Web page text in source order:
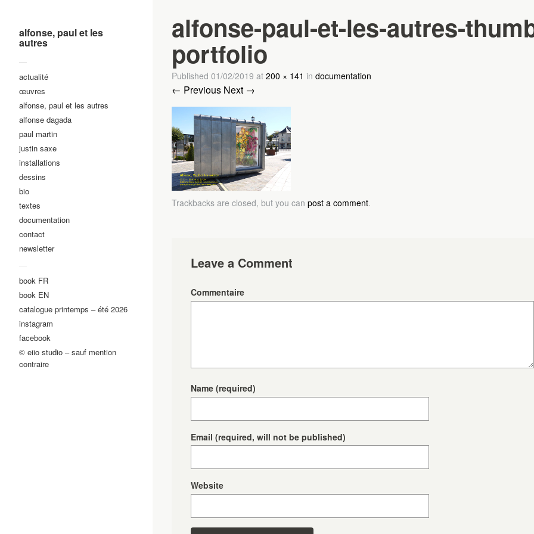
alfonse, paul et les
autres
—
actualité
œuvres
alfonse, paul et les autres
alfonse dagada
paul martin
justin saxe
installations
dessins
bio
textes
documentation
contact
newsletter
—
book FR
book EN
catalogue printemps – été 2026
instagram
facebook
© eiio studio – sauf mention
contraire
alfonse-paul-et-les-autres-
portfolio
Published 01/02/2019 at 200 × 141 in documentation
← Previous Next →
Trackbacks are closed, but you can post a comment.
Leave a Comment
Commentaire
Name (required)
Email (required, will not be published)
Website